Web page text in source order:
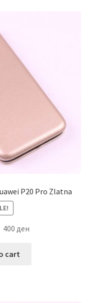
P20 Pro Zlatna
400ден
cart